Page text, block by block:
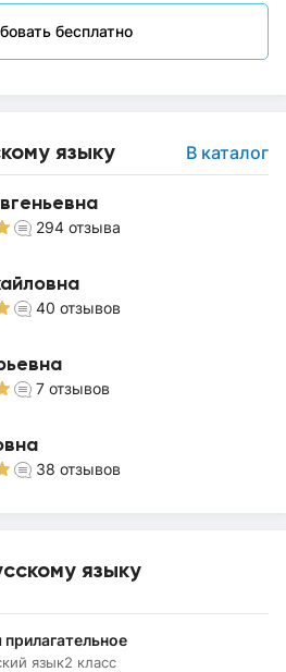
бесплатно
языку В каталог
294 отзыва
40 отзывов
7 отзывов
38 отзывов
языку
язык2 класс